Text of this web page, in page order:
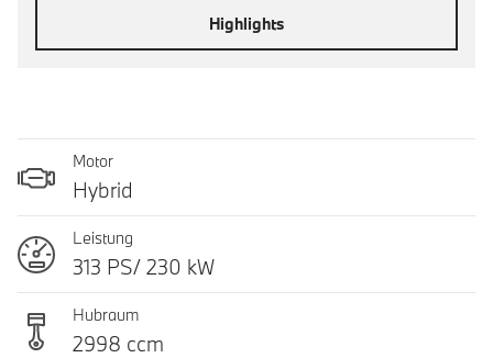
Highlights
Motor
Hybrid
Leistung
313 PS/ 230 kW
Hubraum
2998 ccm